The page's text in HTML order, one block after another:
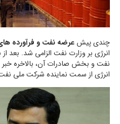
چندی پیش عرضه نفت و فرآورده
انرژی بر وزارت نفت الزامی شد. بعد
نفت و بخش صادرات آن، بالاخره خبر
انرژی از سمت نماینده شرکت ملی